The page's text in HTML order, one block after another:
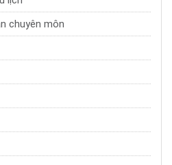
chuyên môn